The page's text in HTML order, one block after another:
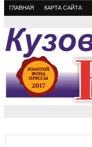
ГЛАВНАЯ КАРТА САЙТА